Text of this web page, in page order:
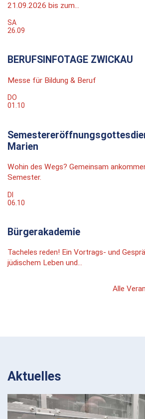
21.09.2026 bis zum...
SA
26.09
BERUFSINFOTAGE ZWICKAU
Messe für Bildung & Beruf
DO
01.10
Marien
Wohin des Wegs? Gemeinsam
Semester.
DI
06.10
Bürgerakademie
Tacheles reden! Ein Vortrags- und
jüdischem Leben und...
Alle
Aktuelles